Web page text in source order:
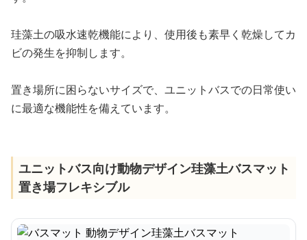
珪藻土の吸水速乾機能により、使用後も素早く乾燥してカ
ビの発生を抑制します。
置き場所に困らないサイズで、ユニットバスでの日常使い
に最適な機能性を備えています。
ユニットバス向け動物デザイン珪藻土バスマット
置き場フレキシブル